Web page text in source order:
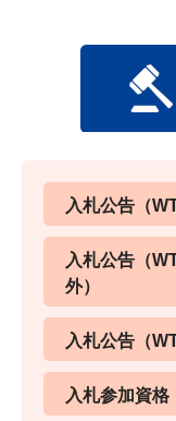
入札公告（
入札公告（
外）
入札公告（
入札参加資格